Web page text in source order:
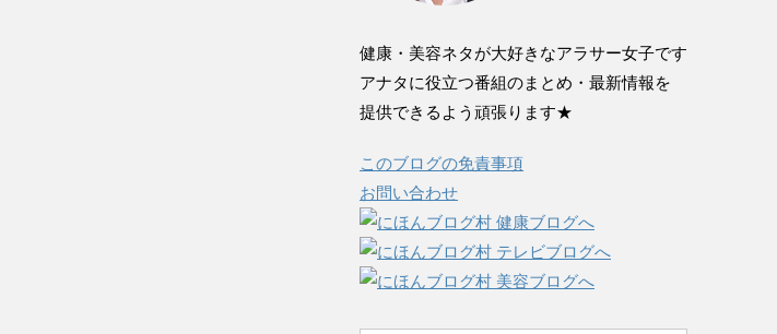
健康・美容ネタが大好きなアラサー女子です
アナタに役立つ番組のまとめ・最新情報を
提供できるよう頑張ります★
このブログの免責事項
お問い合わせ